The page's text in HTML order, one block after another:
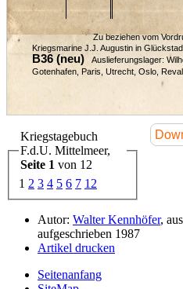
Zu beziehen vom
Kriegsmarine J.J. Augustin in
B36 (neu) Auslieferungslager:
Gotenhafen, Paris, Utrecht, Oslo,
Kriegstagebuch
F.d.U. Mittelmeer,
Seite 1 von 12
1 2 3 4 5 6 7 12
Autor: Walter Kennhöfer,
aufgeschrieben 1987
Artikel drucken
Seitenanfang